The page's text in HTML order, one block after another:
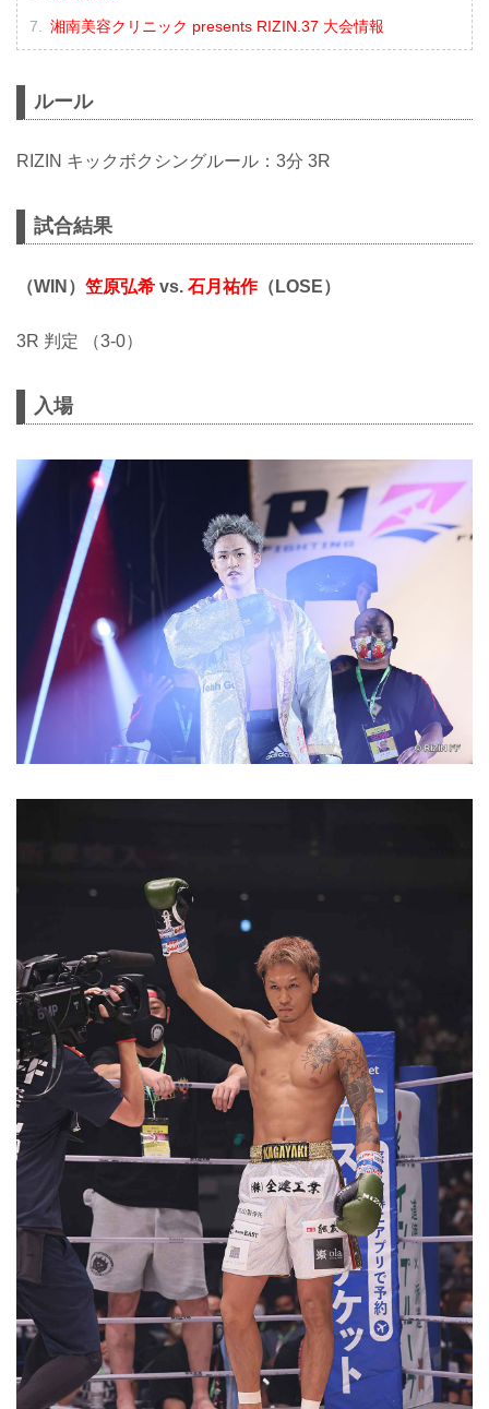
湘南美容クリニック presents RIZIN.37 大会情報
ルール
RIZIN キックボクシングルール：3分 3R
試合結果
（WIN） 笠原弘希 vs. 石月祐作（LOSE）
3R 判定 （3-0）
入場